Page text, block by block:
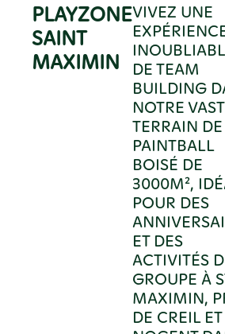
PLAYZONE
SAINT
MAXIMIN
VIVEZ UNE
DE TEAM
BUILDING
NOTRE
TERRAIN DE
PAINTBALL
BOISÉ DE
3000M²,
POUR DES
ET DES
ACTIVITÉS
GROUPE À
MAXIMIN,
DE CREIL ET